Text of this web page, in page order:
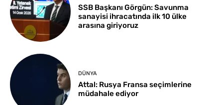
SSB Başkanı Görgün: Savunma
sanayisi ihracatında ilk 10 ülke
arasına giriyoruz
DÜNYA
Attal: Rusya Fransa seçimlerine
müdahale ediyor